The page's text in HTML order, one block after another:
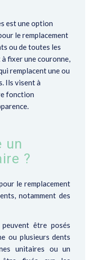
est une option
le remplacement
ou de toutes les
fixer une couronne,
remplacent une ou
Ils visent à
fonction
un
?
le remplacement
notamment des
être posés
ou plusieurs dents
unitaires ou un